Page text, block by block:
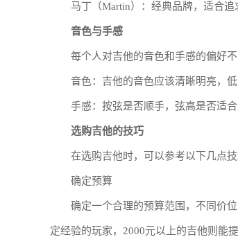
马丁（Martin）：经典品牌，适合追
音色与手感
每个人对吉他的音色和手感的偏好
音色：吉他的音色应该清晰明亮，低
手感：按弦是否顺手，弦高是否适
选购吉他的技巧
在选购吉他时，可以参考以下几点
确定预算
确定一个合理的预算范围，不同价
定经验的玩家，2000元以上的吉他则能